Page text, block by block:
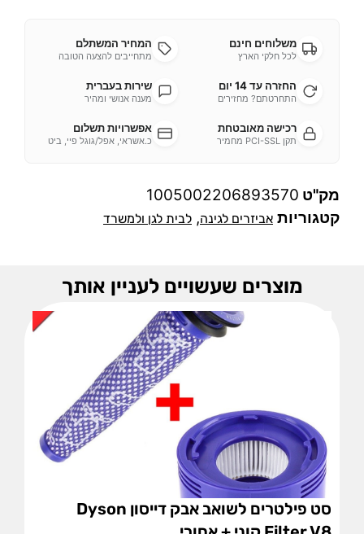
משלוחים חינם
לכל חלקי הארץ
המחיר המשתלם
מתחייבים להצעה הטובה
החזרה עד 14 יום
התחרטתם? מחזירים
שירות בעברית
מענה אנושי ומהיר
רכישה מאובטחת
תקן PCI-SSL מחמיר
אפשרויות תשלום
כ.אשראי, אפל/גוגל פיי, ביט
מק"ט 1005002206893570
קטגוריות אביזרים לגינה, לבית לגן ולמשרד
מוצרים שעשויים לעניין אותך
סט פילטרים לשואב אבק דייסון Dyson